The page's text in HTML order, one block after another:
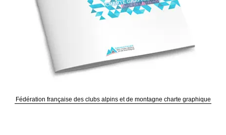
Fédération française des clubs alpins et de montagne charte graphique